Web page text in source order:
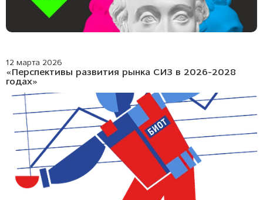
12 марта 2026
«Перспективы развития рынка СИЗ в 2026-2028
годах»